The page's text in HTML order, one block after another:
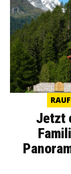
Jetzt